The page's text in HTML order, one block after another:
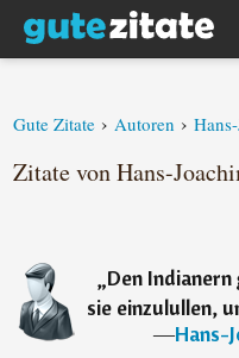
Gute Zitate › Autoren ›
Zitate von Hans-
„Den
sie einzulullen,
―Hans-